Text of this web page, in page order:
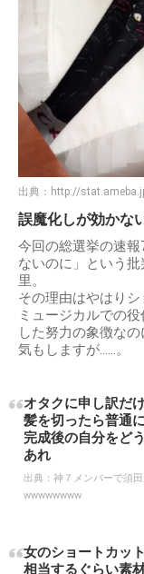
出典： http://
誤魔化しが効かな
今回の総選挙の速
ないのに」という
里。
その理由はやはり
ミュージカルでの
した努力の象徴な
気もしますが……。
オタクに申し訳だ
髪を切ったら普通
完成後の自分をど
あれ
出典： 神７メンバーで須
wwwwwwww
女のショートカッ
相当するぐらい素